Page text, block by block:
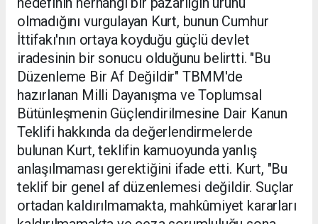
olmadığını vurgulayan Kurt, bunun Cumhur
İttifakı'nın ortaya koyduğu güçlü devlet
iradesinin bir sonucu olduğunu belirtti. "Bu
Düzenleme Bir Af Değildir" TBMM'de
hazırlanan Milli Dayanışma ve Toplumsal
Bütünleşmenin Güçlendirilmesine Dair Kanun
Teklifi hakkında da değerlendirmelerde
bulunan Kurt, teklifin kamuoyunda yanlış
anlaşılmaması gerektiğini ifade etti. Kurt, "Bu
teklif bir genel af düzenlemesi değildir. Suçlar
ortadan kaldırılmamakta, mahkûmiyet kararları